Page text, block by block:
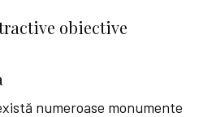
obiective
numeroase monumente